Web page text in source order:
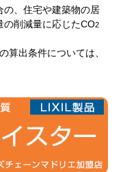
の、住宅や建築物の居
の削減量に応じたCO2
算出条件については、